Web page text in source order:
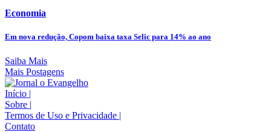
Economia
Em nova redução, Copom baixa taxa Selic para 14% ao ano
Saiba Mais
Mais Postagens
Início |
Sobre |
Termos de Uso e Privacidade |
Contato